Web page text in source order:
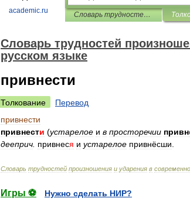
academic.ru Словарь трудностей произношения и ударения в современном русском языке
Словарь трудностей
русском языке
привнести
Толкование
Перевод
привнести
привнести (устарелое и в просторечии привн
дееприч привнеся и устарелое привнёсши
Словарь трудностей произношения и ударения в
Игры ⚽
Нужно сделать НИР?